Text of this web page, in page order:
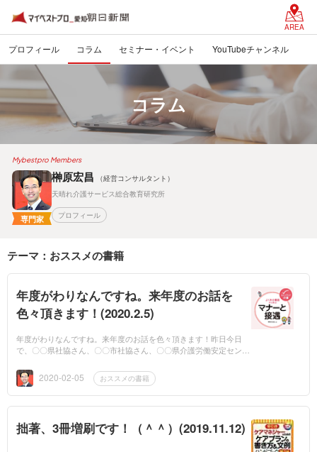
AREA
プロフィール コラム セミナー・イベント YouTubeチャンネル
コラム
Mybestpro Members
専門家
榊原宏昌
（経営コンサルタント）
天晴れ介護サービス総合教育研究所
プロフィール
テーマ：おススメの書籍
年度がわりなんですね。来年度のお話を
色々頂きます！(2020.2.5)
年度がわりなんですね。来年度のお話を色々頂きます！昨日今日
で、〇〇県社協さん、〇〇市社協さん、〇〇県介護労働安定センタ
とです。著書...
2020-02-05 おススメの書籍
拙著、3冊増刷です！（＾＾）(2019.11.12)